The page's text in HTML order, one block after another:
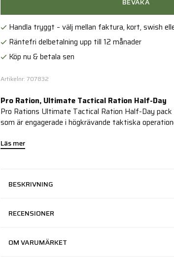
Handla tryggt – välj mellan faktura, kort, swish
Räntefri delbetalning upp till 12 månader
Köp nu & betala sen
Artikelnr: 707832
Pro Ration, Ultimate Tactical Ration Half-Day
Pro Rations Ultimate Tactical Ration Half-Day
som är engagerade i högkrävande taktiska
Läs mer
BESKRIVNING
RECENSIONER
OM VARUMÄRKET